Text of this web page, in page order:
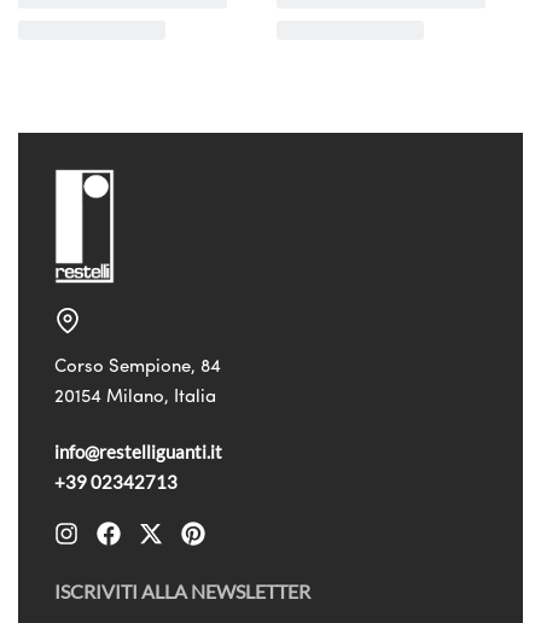
Corso Sempione, 84
20154 Milano, Italia
info@restelliguanti.it
+39 02342713
ISCRIVITI ALLA NEWSLETTER